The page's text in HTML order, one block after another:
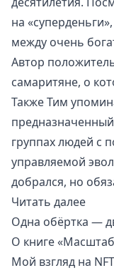
на
между очень
Автор
самаритяне, о
Также Тим
группах людей с
управляемой
добрался, но
Читать далее
Одна обёртка —
О книге
Мой взгляд на NFT